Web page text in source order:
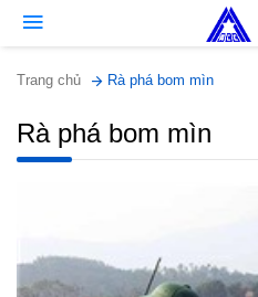
Trang chủ Rà phá bom mìn
Rà phá bom mìn